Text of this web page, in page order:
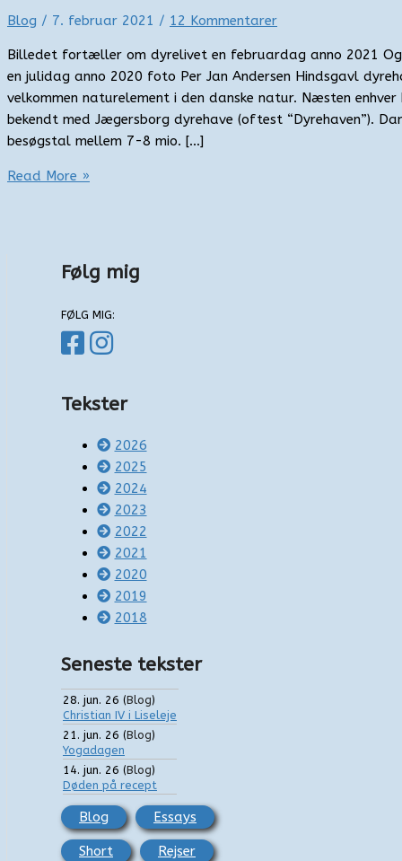
Blog / 7. februar 2021 / 12 Kommentarer
Billedet fortæller om dyrelivet en februardag anno 2021
en julidag anno 2020 foto Per Jan Andersen Hindsgavl
velkommen naturelement i den danske natur. Næsten
bekendt med Jægersborg dyrehave (oftest “Dyrehaven”).
besøgstal mellem 7-8 mio. […]
Oplevelser
Read More »
Følg mig
FØLG MIG:
Tekster
2026
2025
2024
2023
2022
2021
2020
2019
2018
Seneste tekster
28. jun. 26 (Blog)
Christian IV i Liseleje
21. jun. 26 (Blog)
Yogadagen
14. jun. 26 (Blog)
Døden på recept
Blog Essays
Short Rejser